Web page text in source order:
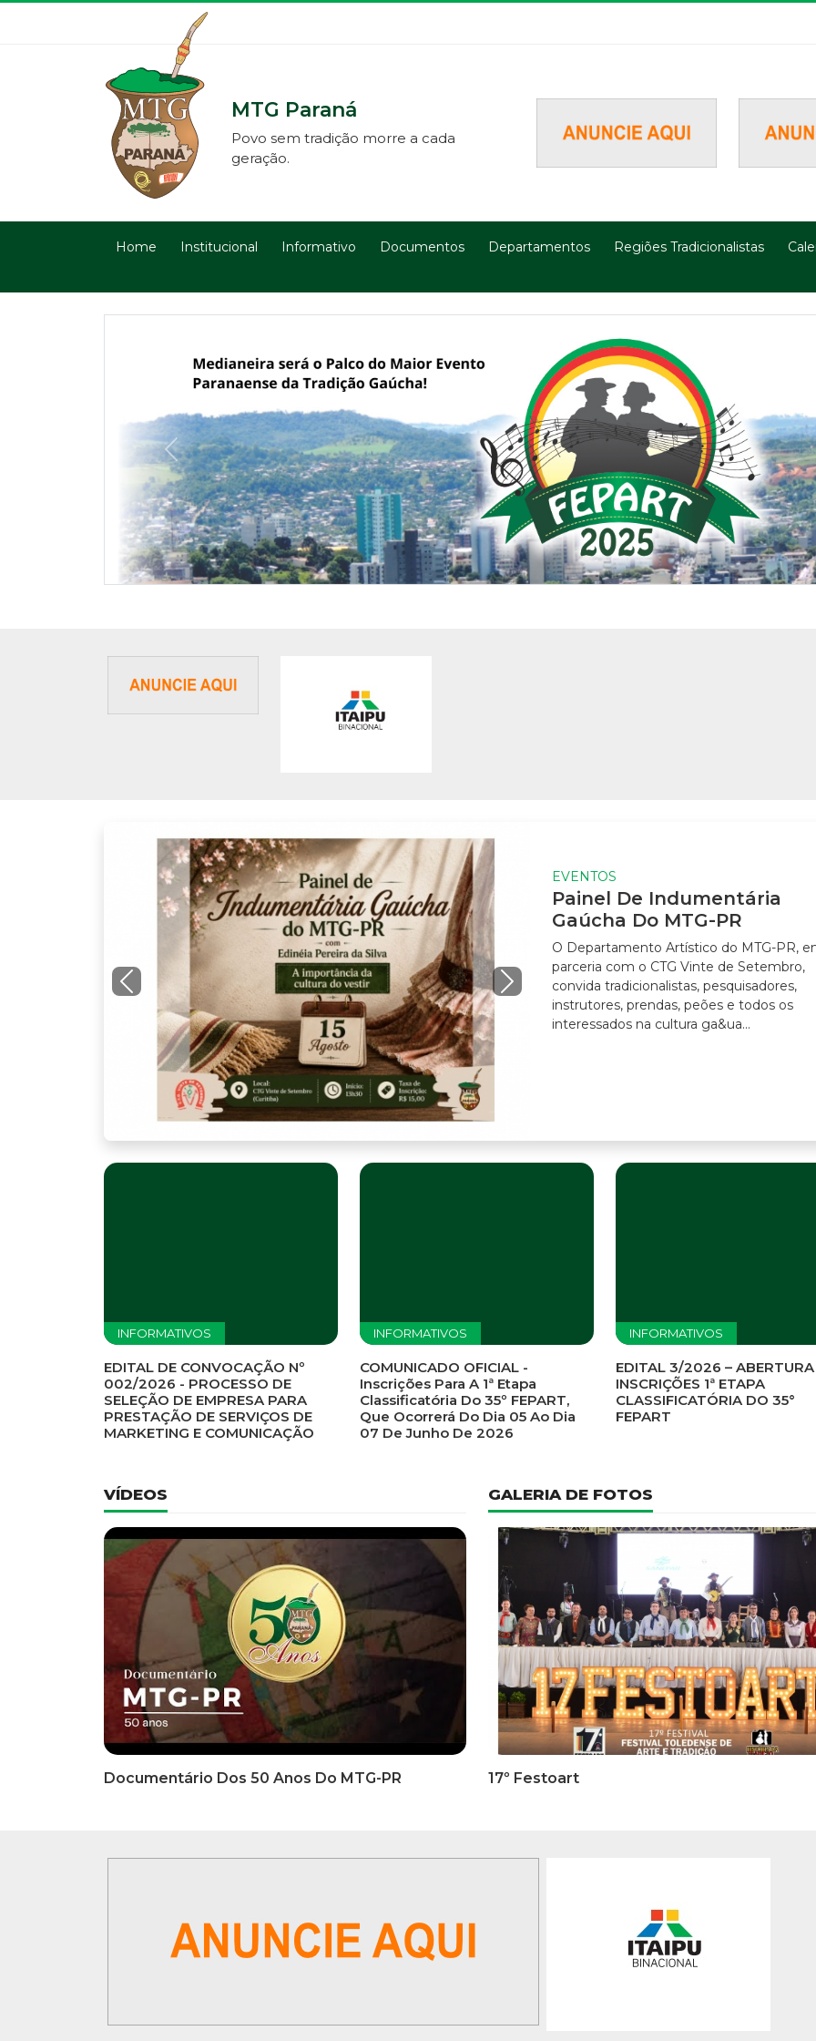
MTG Paraná
Povo sem tradição morre a cada
geração.
Home Institucional Informativo Documentos Departamentos Regiões Tradicionalistas
Previous
EVENTOS
Painel De Indumentária
Gaúcha Do MTG-PR
O Departamento Artístico do MTG-PR,
parceria com o CTG Vinte de Setembro,
convida tradicionalistas, pesquisadores,
instrutores, prendas, peões e todos os
interessados na cultura ga&ua...
INFORMATIVOS
EDITAL DE CONVOCAÇÃO Nº
002/2026 - PROCESSO DE
SELEÇÃO DE EMPRESA PARA
PRESTAÇÃO DE SERVIÇOS DE
MARKETING E COMUNICAÇÃO
INFORMATIVOS
COMUNICADO OFICIAL -
Inscrições Para A 1ª Etapa
Classificatória Do 35º FEPART,
Que Ocorrerá Do Dia 05 Ao Dia
07 De Junho De 2026
INFORMATIVOS
EDITAL 3/2026 –
INSCRIÇÕES 1ª ETAPA
CLASSIFICATÓRIA DO 35°
FEPART
VÍDEOS
Documentário Dos 50 Anos Do MTG-PR
GALERIA DE FOTOS
17º Festoart